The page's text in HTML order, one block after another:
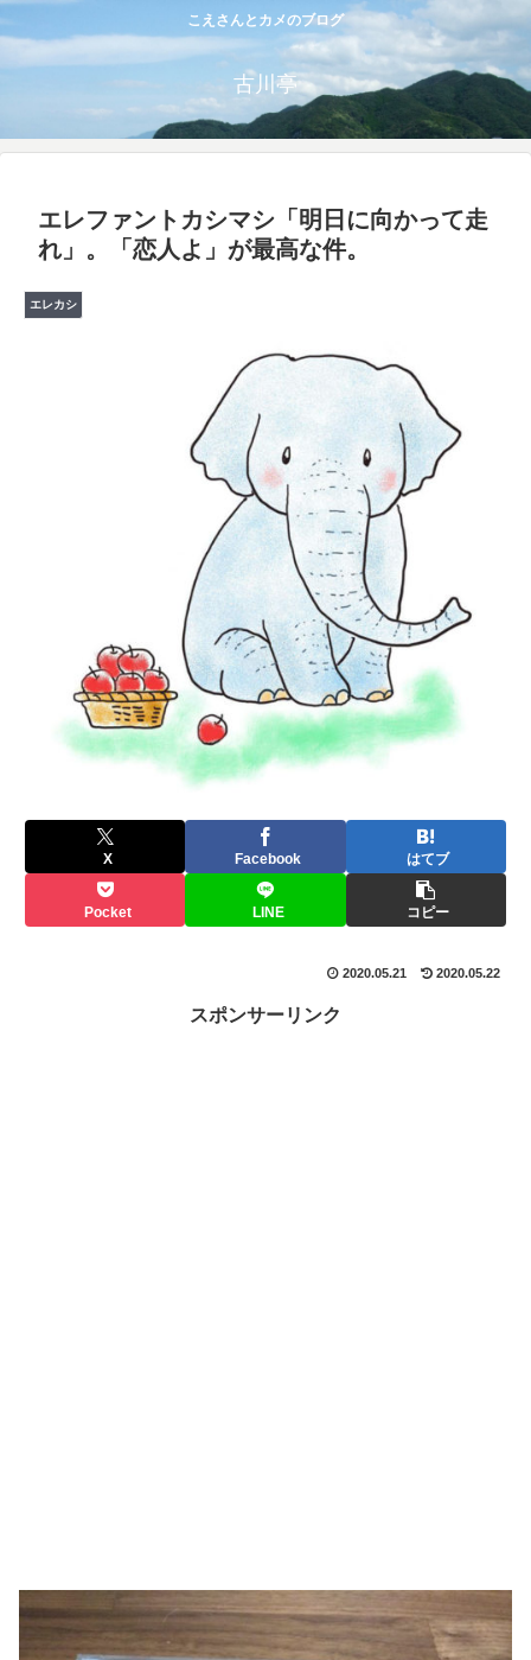
こえさんとカメのブログ
古川亭
エレファントカシマシ「明日に向かって走
れ」。「恋人よ」が最高な件。
エレカシ
X Facebook はてブ
Pocket LINE コピー
2020.05.21 2020.05.22
スポンサーリンク